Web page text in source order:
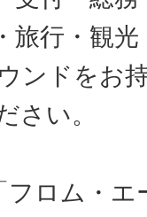
旅行・観
ンドをお
さい。
ロム・